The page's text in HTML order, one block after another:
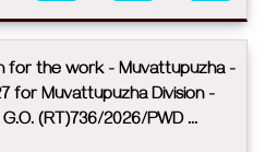
for the work - Muvattupuzha -
for Muvattupuzha Division -
(RT)736/2026/PWD ...